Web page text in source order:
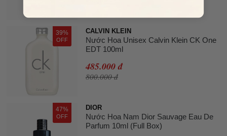
39%
OFF
CALVIN KLEIN
Nước Hoa Unisex Calvin Klein CK One
EDT 100ml
485.000 đ
800.000 đ
47%
OFF
DIOR
Nước Hoa Nam Dior Sauvage Eau De
Parfum 10ml (Full Box)